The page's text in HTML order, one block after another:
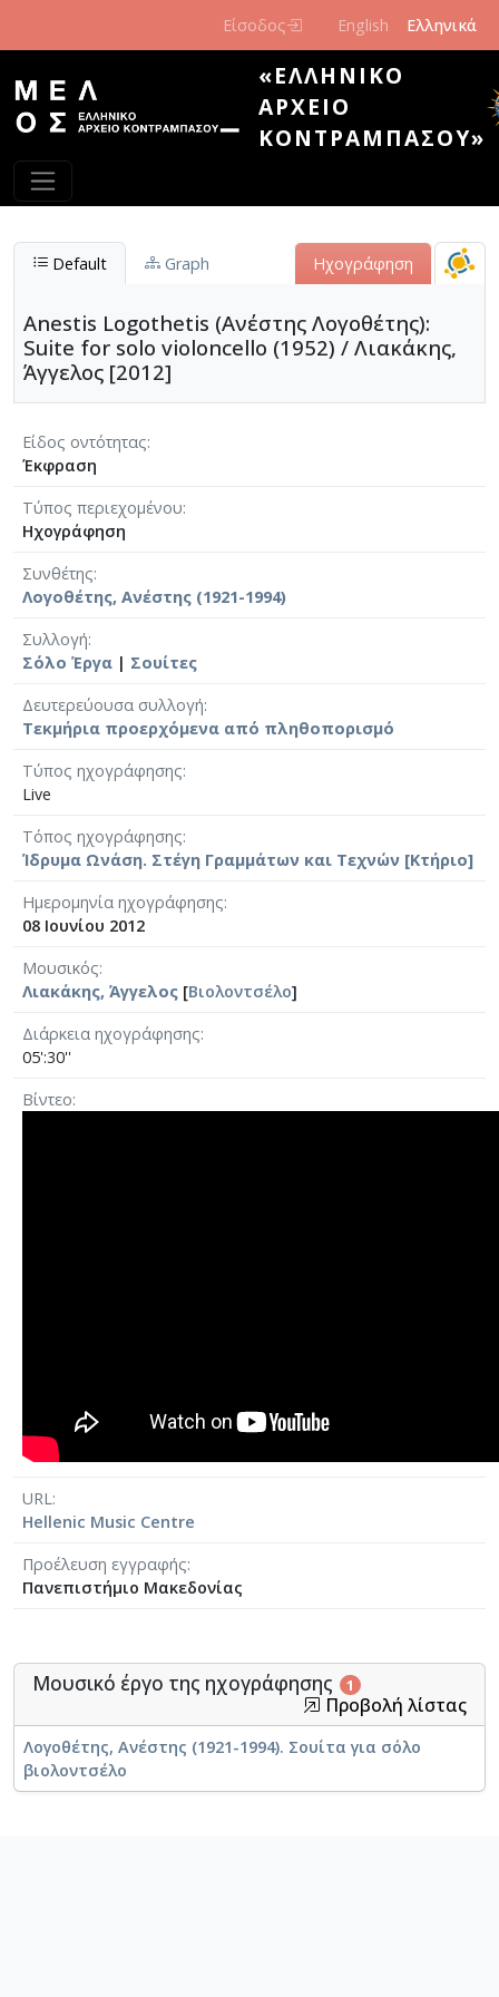
Είσοδος English Ελληνικά
«ΕΛΛΗΝΙΚΌ
ΑΡΧΕΊΟ
ΚΟΝΤΡΑΜΠΆΣΟΥ»
Default Graph Ηχογράφηση
Anestis Logothetis (Ανέστης Λογοθέτης):
Suite for solo violoncello (1952) / Λιακάκης,
Άγγελος [2012]
Είδος οντότητας
Έκφραση
Τύπος περιεχομένου
Ηχογράφηση
Συνθέτης
Λογοθέτης, Ανέστης (1921-1994)
Συλλογή
Σόλο Έργα | Σουίτες
Δευτερεύουσα συλλογή
Τεκμήρια προερχόμενα από πληθοπορισμό
Τύπος ηχογράφησης
Live
Τόπος ηχογράφησης
Ίδρυμα Ωνάση. Στέγη Γραμμάτων και Τεχνών [Κτήριο]
Ημερομηνία ηχογράφησης
08 Ιουνίου 2012
Μουσικός
Λιακάκης, Άγγελος [Βιολοντσέλο]
Διάρκεια ηχογράφησης
05':30''
Βίντεο
URL
Hellenic Music Centre
Προέλευση εγγραφής
Πανεπιστήμιο Μακεδονίας
Μουσικό έργο της ηχογράφησης 1
Προβολή λίστας
Λογοθέτης, Ανέστης (1921-1994). Σουίτα για σόλο
βιολοντσέλο